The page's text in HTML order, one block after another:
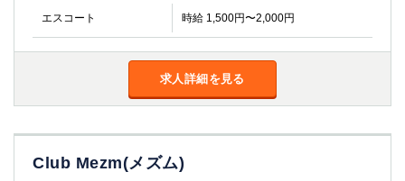
エスコート 時給 1,500円〜2,000円
求人詳細を見る
Club Mezm(メズム)